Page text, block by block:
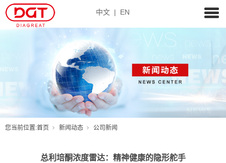
中文 | EN
您当前位置:首页 新闻动态 公司新闻
总利培酮浓度雷达：精神健康的隐形舵手